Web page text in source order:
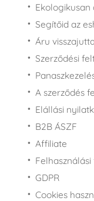
Segítőid az
Áru
Szerződési
A szerződés
Elállási
B2B ÁSZF
Affiliate
GDPR
Cookies